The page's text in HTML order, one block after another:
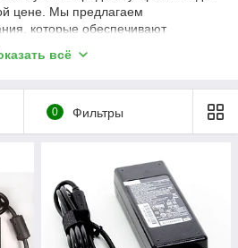
цене. Мы предлагаем
которые обеспечивают
и разъему
и напряжение
по городу
консультация
не только качественное
всё
0 Фильтры